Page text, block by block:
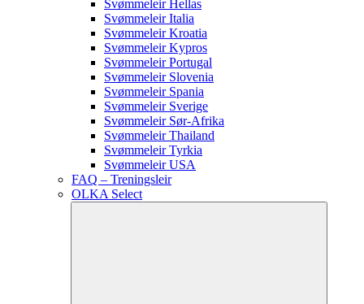
Svømmeleir Hellas
Svømmeleir Italia
Svømmeleir Kroatia
Svømmeleir Kypros
Svømmeleir Portugal
Svømmeleir Slovenia
Svømmeleir Spania
Svømmeleir Sverige
Svømmeleir Sør-Afrika
Svømmeleir Thailand
Svømmeleir Tyrkia
Svømmeleir USA
FAQ – Treningsleir
OLKA Select